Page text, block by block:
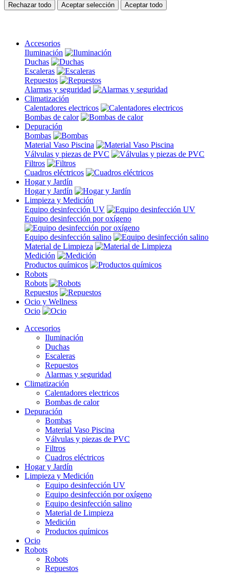
Rechazar todo
Aceptar selección Aceptar todo
Accesorios
Iluminación
Duchas
Escaleras
Repuestos
Alarmas y seguridad
Climatización
Calentadores electricos
Bombas de calor
Depuración
Bombas
Material Vaso Piscina
Válvulas y piezas de PVC
Filtros
Cuadros eléctricos
Hogar y Jardín
Hogar y Jardín
Limpieza y Medición
Equipo desinfección UV
Equipo desinfección por oxígeno
Equipo desinfección salino
Material de Limpieza
Medición
Productos químicos
Robots
Robots
Repuestos
Ocio y Wellness
Ocio
Accesorios
Iluminación
Duchas
Escaleras
Repuestos
Alarmas y seguridad
Climatización
Calentadores electricos
Bombas de calor
Depuración
Bombas
Material Vaso Piscina
Válvulas y piezas de PVC
Filtros
Cuadros eléctricos
Hogar y Jardín
Limpieza y Medición
Equipo desinfección UV
Equipo desinfección por oxígeno
Equipo desinfección salino
Material de Limpieza
Medición
Productos químicos
Ocio
Robots
Robots
Repuestos